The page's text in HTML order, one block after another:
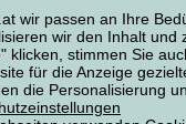
wir passen an Ihre
wir den Inhalt und
klicken, stimmen Sie
für die Anzeige
die Personalisierung